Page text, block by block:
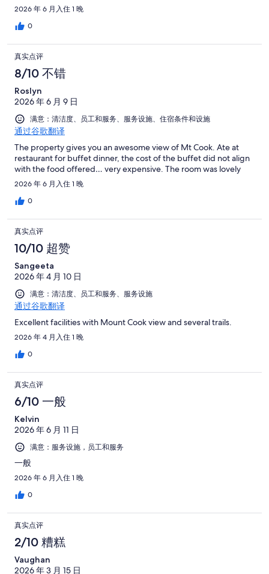
2026 年 6 月入住 1 晚
0
真实点评
8/10 不错
Roslyn
2026 年 6 月 9 日
满意：清洁度、员工和服务、服务设施、住宿条件和设施
通过谷歌翻译
The property gives you an awesome view of Mt Cook. Ate at
restaurant for buffet dinner, the cost of the buffet did not align
with the food offered… very expensive. The room was lovely
2026 年 6 月入住 1 晚
0
真实点评
10/10 超赞
Sangeeta
2026 年 4 月 10 日
满意：清洁度、员工和服务、服务设施
通过谷歌翻译
Excellent facilities with Mount Cook view and several trails.
2026 年 4 月入住 1 晚
0
真实点评
6/10 一般
Kelvin
2026 年 6 月 11 日
满意：服务设施，员工和服务
一般
2026 年 6 月入住 1 晚
0
真实点评
2/10 糟糕
Vaughan
2026 年 3 月 15 日